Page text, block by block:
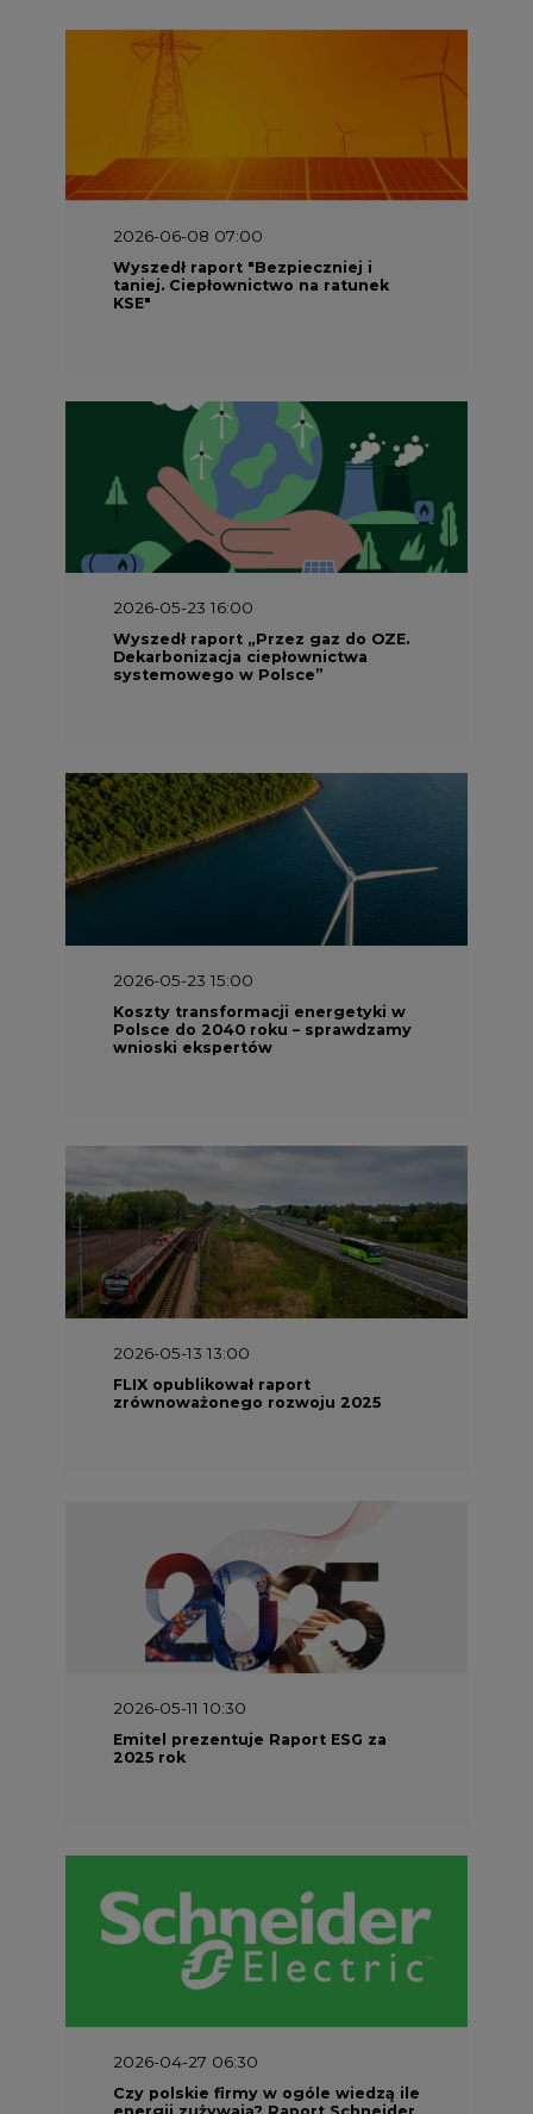
2026-06-08 07:00
Wyszedł raport "Bezpieczniej i
taniej. Ciepłownictwo na ratunek
KSE"
2026-05-23 16:00
Wyszedł raport „Przez gaz do OZE.
Dekarbonizacja ciepłownictwa
systemowego w Polsce”
2026-05-23 15:00
Koszty transformacji energetyki w
Polsce do 2040 roku – sprawdzamy
wnioski ekspertów
2026-05-13 13:00
FLIX opublikował raport
zrównoważonego rozwoju 2025
2026-05-11 10:30
Emitel prezentuje Raport ESG za
2025 rok
2026-04-27 06:30
Czy polskie firmy w ogóle wiedzą ile
energii zużywają? Raport Schneider